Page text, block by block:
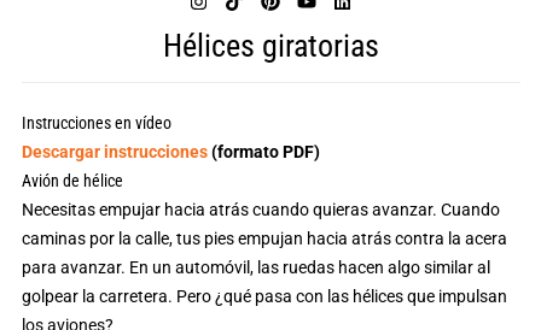
Hélices giratorias
Instrucciones en vídeo
Descargar instrucciones(formato PDF)
Avión de hélice
Necesitas empujar hacia atrás cuando quieras avanzar. Cuando
caminas por la calle, tus pies empujan hacia atrás contra la acera
para avanzar. En un automóvil, las ruedas hacen algo similar al
golpear la carretera. Pero ¿qué pasa con las hélices que impulsan
los aviones?